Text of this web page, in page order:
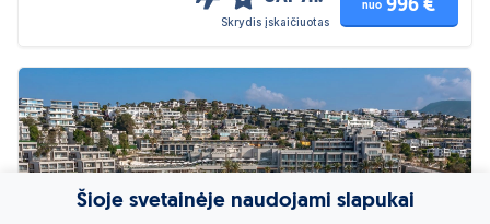
Skrydis įskaičiuotas
nuo 996 €
Šioje svetainėje naudojami slapukai